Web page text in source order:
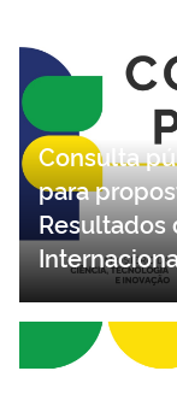
Consulta
para
Resultados